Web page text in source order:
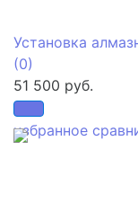
избранное
Установка
(0)
51 500 руб.